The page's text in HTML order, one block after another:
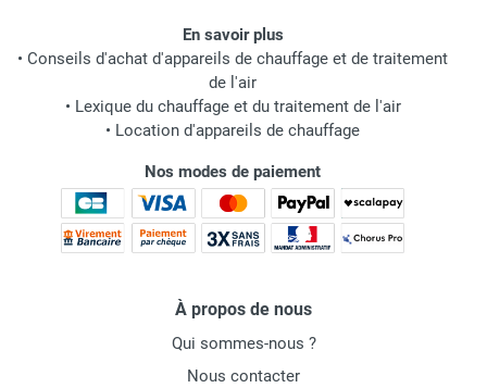
En savoir plus
• Conseils d'achat d'appareils de chauffage et de traitement
de l'air
• Lexique du chauffage et du traitement de l'air
• Location d'appareils de chauffage
Nos modes de paiement
À propos de nous
Qui sommes-nous ?
Nous contacter